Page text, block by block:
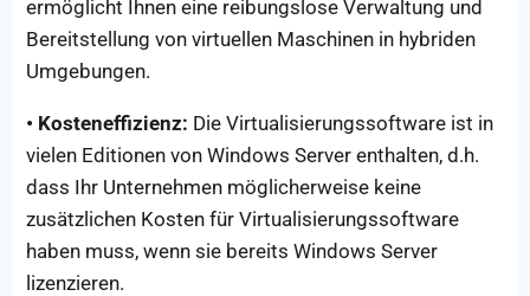
ermöglicht Ihnen eine reibungslose Verwaltung und
Bereitstellung von virtuellen Maschinen in hybriden
Umgebungen.
• Kosteneffizienz: Die Virtualisierungssoftware ist in
vielen Editionen von Windows Server enthalten, d.h.
dass Ihr Unternehmen möglicherweise keine
zusätzlichen Kosten für Virtualisierungssoftware
haben muss, wenn sie bereits Windows Server
lizenzieren.